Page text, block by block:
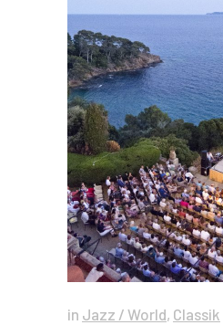
in Jazz / World, Classik